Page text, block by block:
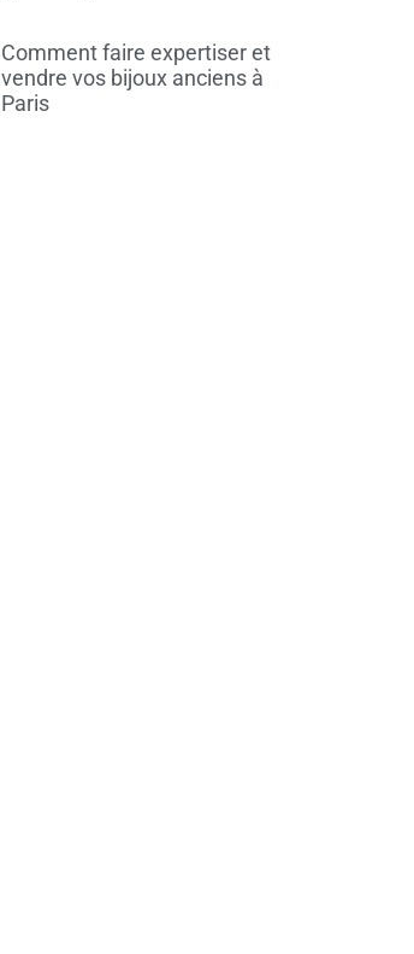
Comment faire expertiser et
vendre vos bijoux anciens à
Paris